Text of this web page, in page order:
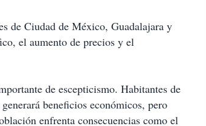
de Ciudad de México, Guadalajara y
el aumento de precios y el
de escepticismo. Habitantes de
beneficios económicos, pero
enfrenta consecuencias como el